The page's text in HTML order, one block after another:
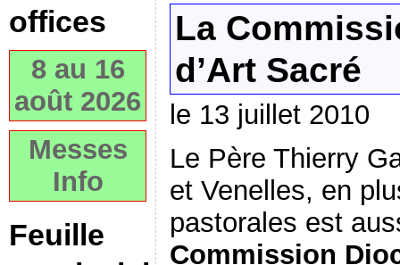
offices
8 au 16
août 2026
Messes
Info
Feuille
La
d’Art Sacré
le 13 juillet 2010
Le Père Thierry
et Venelles, en
pastorales est
Commission